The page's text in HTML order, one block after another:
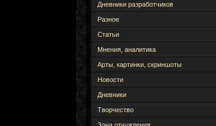
Дневники разработчиков
Разное
Статьи
Мнения, аналитика
Арты, картинки, скриншоты
Новости
Дневники
Творчество